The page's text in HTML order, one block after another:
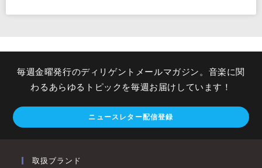
毎週金曜発行のディリゲントメールマガジン。音楽に関
わるあらゆるトピックを毎週お届けしています！
ニュースレター配信登録
取扱ブランド